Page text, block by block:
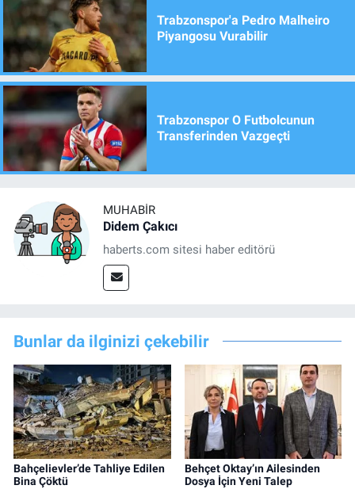
Trabzonspor'a Pedro Malheiro
Piyangosu Vurabilir
Trabzonspor O Futbolcunun
Transferinden Vazgeçti
MUHABIR
Didem Çakıcı
haberts.com sitesi haber editörü
Bunlar da ilginizi çekebilir
Bahçelievler’de Tahliye Edilen
Bina Çöktü
Behçet Oktay’ın Ailesinden
Dosya İçin Yeni Talep